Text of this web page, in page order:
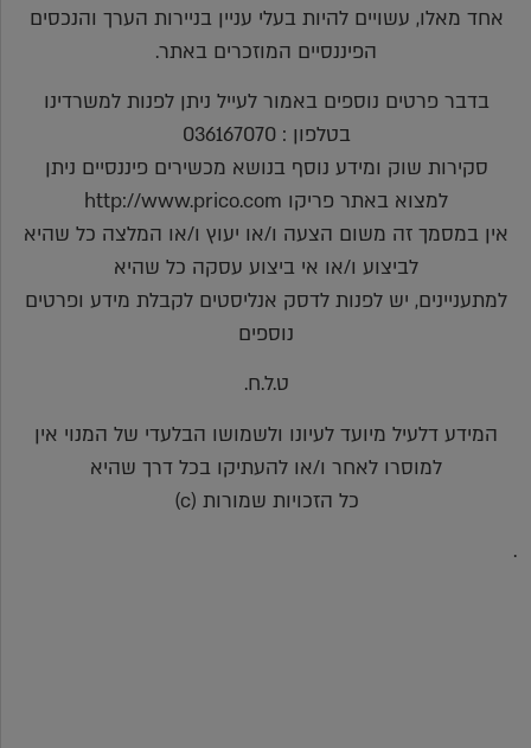
אחד מאלו, עשויים להיות בעלי עניין בניירות הערך והנכסים
הפיננסיים המוזכרים באתר.
בדבר פרטים נוספים באמור לעייל ניתן לפנות למשרדינו
בטלפון : 036167070
סקירות שוק ומידע נוסף בנושא מכשירים פיננסיים ניתן
למצוא באתר פריקו http://www.prico.com
אין במסמך זה משום הצעה ו/או יעוץ ו/או המלצה כל שהיא
לביצוע ו/או אי ביצוע עסקה כל שהיא
למתעניינים, יש לפנות לדסק אנליסטים לקבלת מידע ופרטים
נוספים
ט.ל.ח.
המידע דלעיל מיועד לעיונו ולשמושו הבלעדי של המנוי אין
למוסרו לאחר ו/או להעתיקו בכל דרך שהיא
כל הזכויות שמורות (c)
.